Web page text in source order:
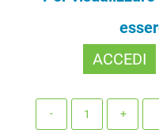
ACCEDI